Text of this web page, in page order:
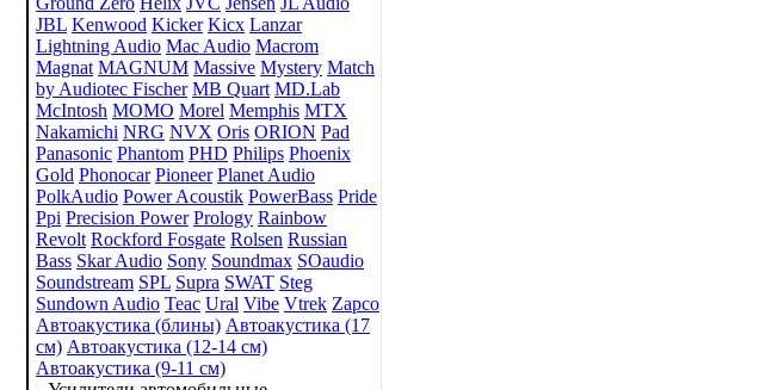
JBL Kenwood Kicker Kicx Lanzar
Lightning Audio Mac Audio Macrom
Magnat MAGNUM Massive Mystery Match
by Audiotec Fischer MB Quart MD.Lab
McIntosh MOMO Morel Memphis MTX
Nakamichi NRG NVX Oris ORION Pad
Panasonic Phantom PHD Philips Phoenix
Gold Phonocar Pioneer Planet Audio
PolkAudio Power Acoustik PowerBass Pride
Ppi Precision Power Prology Rainbow
Revolt Rockford Fosgate Rolsen Russian
Bass Skar Audio Sony Soundmax SOaudio
Soundstream SPL Supra SWAT Steg
Sundown Audio Teac Ural Vibe Vtrek Zapco
Автоакустика (блины) Автоакустика (17
см) Автоакустика (12-14 см)
Автоакустика (9-11 см)